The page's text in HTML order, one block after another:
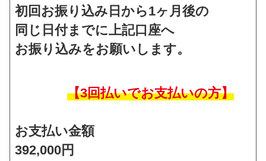
初回お振り込み日から1ヶ月後の
同じ日付までに上記口座へ
お振り込みをお願いします。
【3回払いでお支払いの方】
お支払い金額
392,000円